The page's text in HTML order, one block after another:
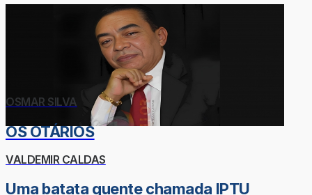
OSMAR SILVA
OS OTÁRIOS
VALDEMIR CALDAS
Uma batata quente chamada IPTU